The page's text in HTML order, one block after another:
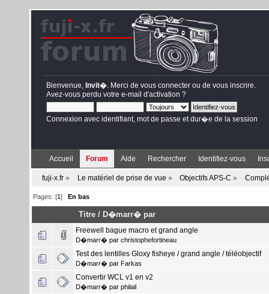
Bienvenue, Invit� . Merci de vous connecter ou de vous inscrire
Avez-vous perdu votre e-mail d'activation ?
Connexion avec identifiant, mot de passe et dur�e de la session
Accueil Forum Aide Rechercher Identifiez-vous
fuji-x.fr » Le matériel de prise de vue » Objectifs APS-C »
Pages: [1] En bas
Titre / D�marr� par
Freewell bague macro et grand angle
D�marr� par christophefortineau
Test des lentilles Gloxy fisheye / grand angle / téléobjectif
D�marr� par Farkas
Convertir WCL v1 en v2
D�marr� par philail